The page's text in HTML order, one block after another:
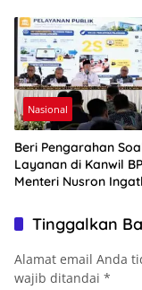
Nasional
Beri Pengarahan
Layanan di Kanwil
Menteri Nusron
Tinggalkan
Alamat email Anda
wajib ditandai *